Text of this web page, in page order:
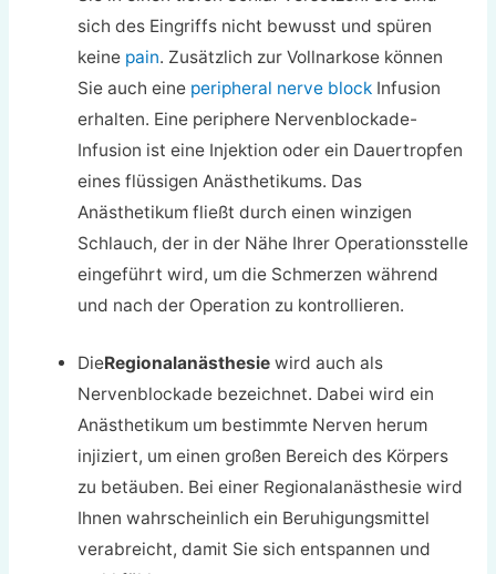
sich des Eingriffs nicht bewusst und spüren
keine pain. Zusätzlich zur Vollnarkose können
Sie auch eine peripheral nerve block Infusion
erhalten. Eine periphere Nervenblockade-
Infusion ist eine Injektion oder ein Dauertropfen
eines flüssigen Anästhetikums. Das
Anästhetikum fließt durch einen winzigen
Schlauch, der in der Nähe Ihrer Operationsstelle
eingeführt wird, um die Schmerzen während
und nach der Operation zu kontrollieren.
DieRegionalanästhesiewird auch als
Nervenblockade bezeichnet. Dabei wird ein
Anästhetikum um bestimmte Nerven herum
injiziert, um einen großen Bereich des Körpers
zu betäuben. Bei einer Regionalanästhesie wird
Ihnen wahrscheinlich ein Beruhigungsmittel
verabreicht, damit Sie sich entspannen und